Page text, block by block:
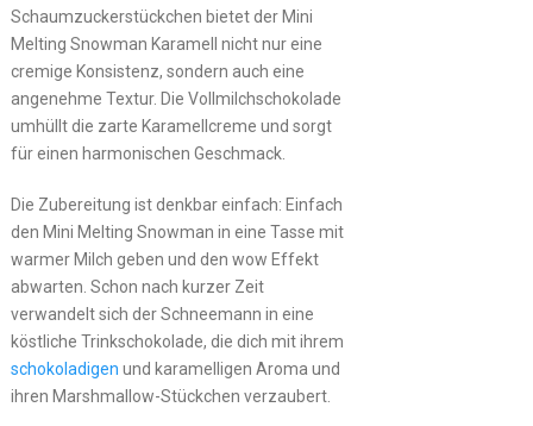
Schaumzuckerstückchen bietet der Mini
Melting Snowman Karamell nicht nur eine
cremige Konsistenz, sondern auch eine
angenehme Textur. Die Vollmilchschokolade
umhüllt die zarte Karamellcreme und sorgt
für einen harmonischen Geschmack.
Die Zubereitung ist denkbar einfach: Einfach
den Mini Melting Snowman in eine Tasse mit
warmer Milch geben und den wow Effekt
abwarten. Schon nach kurzer Zeit
verwandelt sich der Schneemann in eine
köstliche Trinkschokolade, die dich mit ihrem
schokoladigen und karamelligen Aroma und
ihren Marshmallow-Stückchen verzaubert.